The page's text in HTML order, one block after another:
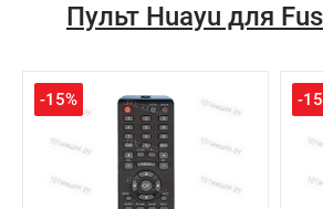
Пульт Huayu для
-15% -